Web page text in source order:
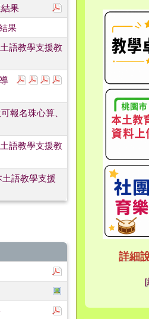
下載：●115學年度
果
果
語教學支援教
下載：115編班作業導師名單
下載：1年級學生名單.pdf
下載：5年級學生名單.pdf
下載：3年級學生名
報名珠心算、
語教學支援教
語教學支援
於彈跳視窗觀看：
下載：0514-「115
link to
link to
link
link
link
link
link
link
link
ink
詳細